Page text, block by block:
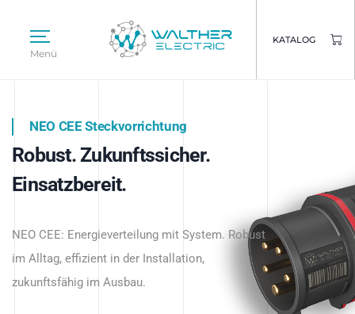
Menü
KATALOG
Intelligente Stromverteilung
beginnt hier.
NEO CEE Steckvorrichtung
Robust. Zukunftssicher.
Einsatzbereit.
NEO CEE: Energieverteilung mit System. Robust
im Alltag, effizient in der Installation,
zukunftsfähig im Ausbau.
Intelligenz trifft Energie.
Anwendungen – robust, IP-geschützt und
zukunftsfähig.